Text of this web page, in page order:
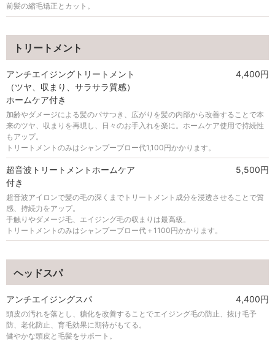
前髪の縮毛矯正とカット。
トリートメント
アンチエイジングトリートメント
（ツヤ、収まり、サラサラ質感）
ホームケア付き
4,400円
加齢やダメージによる髪のパサつき、広がりを髪の内部から改善することで本
来のツヤ、収まりを再現し、日々のお手入れを楽に。ホームケア使用で持続性
もアップ。
トリートメントのみはシャンプーブロー代1,100円かかります。
超音波トリートメントホームケア
付き
5,500円
超音波アイロンで髪の毛の深くまでトリートメント成分を浸透させることで質
感、持続力をアップ。
手触りやダメージ毛、エイジング毛の収まりは最高級。
トリートメントのみはシャンプーブロー代＋1100円かかります。
ヘッドスパ
アンチエイジングスパ 4,400円
頭皮の汚れを落とし、糖化を改善することでエイジング毛の防止、抜け毛予
防、老化防止、育毛効果に期待がもてる。
健やかな頭皮と毛髪をサポート。